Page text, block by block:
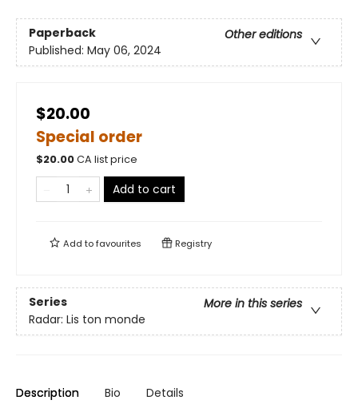
Paperback
Other editions
Published: May 06, 2024
$20.00
Special order
$20.00CA list price
Add to cart
Add tofavourites Registry
Series
More in this series
Radar: Lis ton monde
Description Bio Details